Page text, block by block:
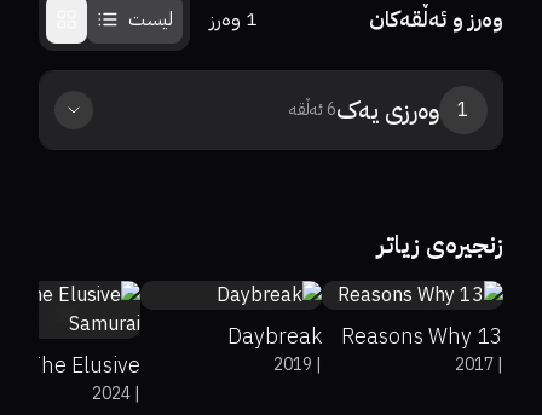
وەرز و ئەڵقەکان 1 وەرز لیست
1 وەرزی یەک6ئەڵقە
زنجیرەی زیاتر
13 Reasons Why
|
2017
Daybreak
|
2019
The Elusive
Samurai|
2024